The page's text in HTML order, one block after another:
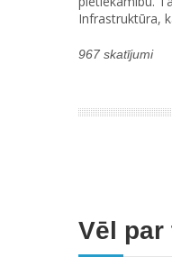
Infrastruktūra,
967 skatījumi
Vēl par